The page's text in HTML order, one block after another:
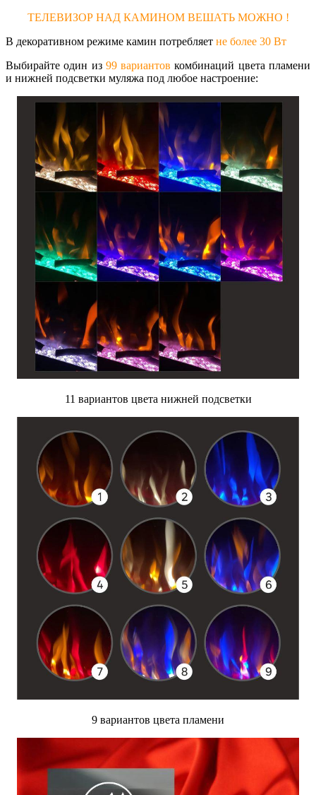
ТЕЛЕВИЗОР НАД КАМИНОМ ВЕШАТЬ МОЖНО !
В декоративном режиме камин потребляет не более 30 Вт
Выбирайте один из 99 вариантовкомбинаций цвета пламени
и нижней подсветки муляжа под любое настроение:
11 вариантов цвета нижней подсветки
9 вариантов цвета пламени